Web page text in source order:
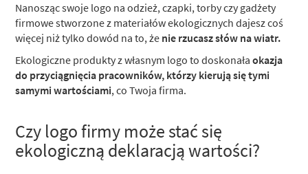
Nanosząc swoje logo na odzież, czapki, torby czy gadżety
firmowe stworzone z materiałów ekologicznych dajesz coś
więcej niż tylko dowód na to, że nie rzucasz słów na wiatr.
Ekologiczne produkty z własnym logo to doskonała okazja
do przyciągnięcia pracowników, którzy kierują się tymi
samymi wartościami, co Twoja firma.
Czy logo firmy może stać się
ekologiczną deklaracją wartości?